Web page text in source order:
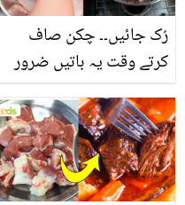
رُک جائیں۔۔ چکن صاف
کرتے وقت یہ باتیں ضرور